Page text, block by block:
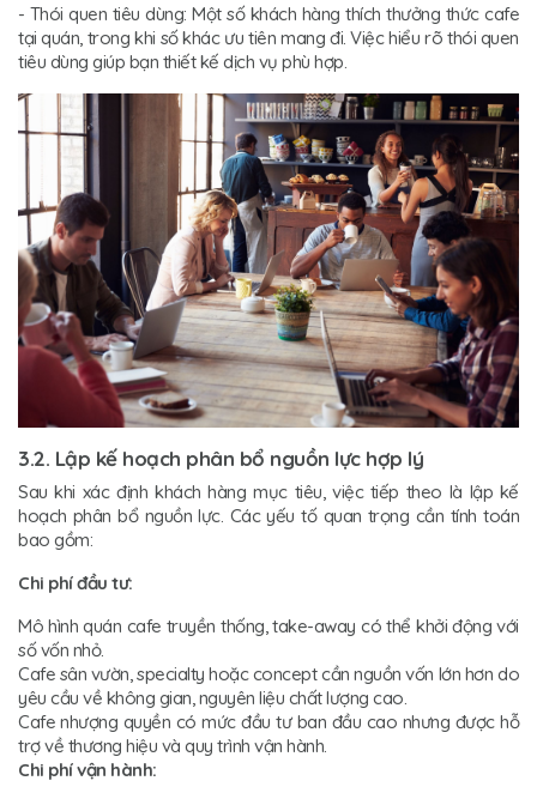
- Thói quen tiêu dùng: Một số khách hàng thích thưởng thức cafe
tại quán, trong khi số khác ưu tiên mang đi. Việc hiểu rõ thói quen
tiêu dùng giúp bạn thiết kế dịch vụ phù hợp.
3.2. Lập kế hoạch phân bổ nguồn lực hợp lý
Sau khi xác định khách hàng mục tiêu, việc tiếp theo là lập kế
hoạch phân bổ nguồn lực. Các yếu tố quan trọng cần tính toán
bao gồm:
Chi phí đầu tư:
Mô hình quán cafe truyền thống, take-away có thể khởi động với
số vốn nhỏ.
Cafe sân vườn, specialty hoặc concept cần nguồn vốn lớn hơn do
yêu cầu về không gian, nguyên liệu chất lượng cao.
Cafe nhượng quyền có mức đầu tư ban đầu cao nhưng được hỗ
trợ về thương hiệu và quy trình vận hành.
Chi phí vận hành: